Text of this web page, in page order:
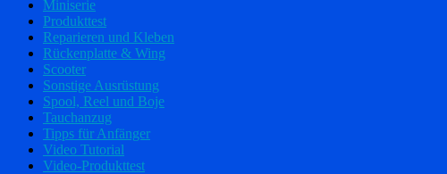
Miniserie
Produkttest
Reparieren und Kleben
Rückenplatte & Wing
Scooter
Sonstige Ausrüstung
Spool, Reel und Boje
Tauchanzug
Tipps für Anfänger
Video Tutorial
Video-Produkttest